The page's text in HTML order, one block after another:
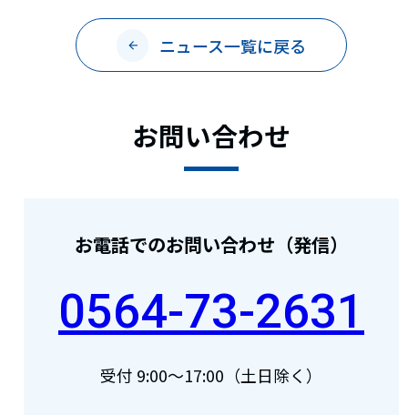
arrow_back ニュース一覧に戻る
お問い合わせ
お電話でのお問い合わせ
0564-73-2631
受付 9:00～17:00（土日除く）